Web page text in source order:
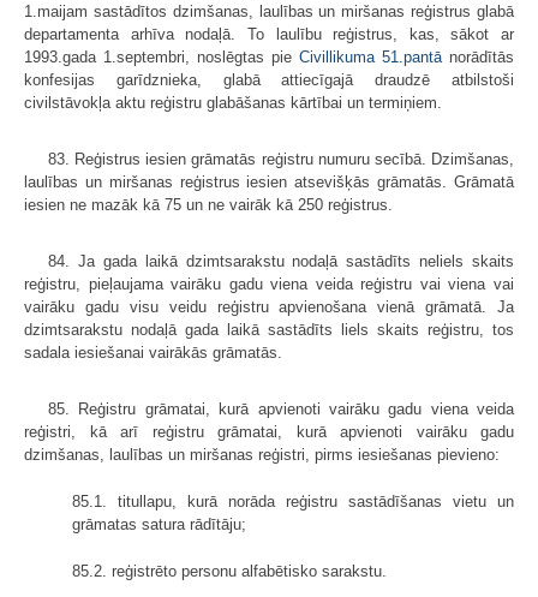
1.maijam sastādītos dzimšanas, laulības un miršanas reģistrus glabā
departamenta arhīva nodaļā. To laulību reģistrus, kas, sākot ar
1993.gada 1.septembri, noslēgtas pie Civillikuma 51.pantānorādītās
konfesijas garīdznieka, glabā attiecīgajā draudzē atbilstoši
civilstāvokļa aktu reģistru glabāšanas kārtībai un termiņiem.
83. Reģistrus iesien grāmatās reģistru numuru secībā. Dzimšanas,
laulības un miršanas reģistrus iesien atsevišķās grāmatās. Grāmatā
iesien ne mazāk kā 75 un ne vairāk kā 250 reģistrus.
84. Ja gada laikā dzimtsarakstu nodaļā sastādīts neliels skaits
reģistru, pieļaujama vairāku gadu viena veida reģistru vai viena vai
vairāku gadu visu veidu reģistru apvienošana vienā grāmatā. Ja
dzimtsarakstu nodaļā gada laikā sastādīts liels skaits reģistru, tos
sadala iesiešanai vairākās grāmatās.
85. Reģistru grāmatai, kurā apvienoti vairāku gadu viena veida
reģistri, kā arī reģistru grāmatai, kurā apvienoti vairāku gadu
dzimšanas, laulības un miršanas reģistri, pirms iesiešanas pievieno:
85.1. titullapu, kurā norāda reģistru sastādīšanas vietu un
grāmatas satura rādītāju;
85.2. reģistrēto personu alfabētisko sarakstu.